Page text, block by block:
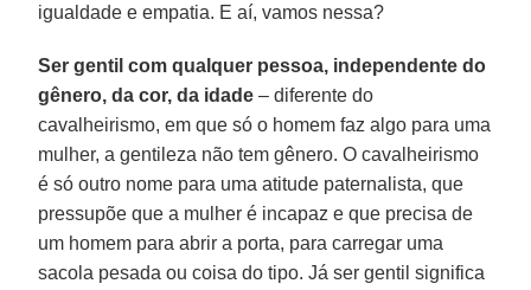
igualdade e empatia. E aí, vamos nessa?
Ser gentil com qualquer pessoa, independente do
gênero, da cor, da idade – diferente do
cavalheirismo, em que só o homem faz algo para uma
mulher, a gentileza não tem gênero. O cavalheirismo
é só outro nome para uma atitude paternalista, que
pressupõe que a mulher é incapaz e que precisa de
um homem para abrir a porta, para carregar uma
sacola pesada ou coisa do tipo. Já ser gentil significa